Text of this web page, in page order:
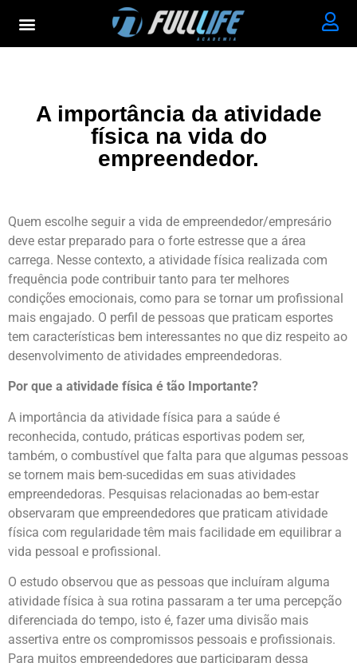
A importância da atividade
física na vida do
empreendedor.
Quem escolhe seguir a vida de empreendedor/empresário
deve estar preparado para o forte estresse que a área
carrega. Nesse contexto, a atividade física realizada com
frequência pode contribuir tanto para ter melhores
condições emocionais, como para se tornar um profissional
mais engajado. O perfil de pessoas que praticam esportes
tem características bem interessantes no que diz respeito ao
desenvolvimento de atividades empreendedoras.
Por que a atividade física é tão Importante?
A importância da atividade física para a saúde é
reconhecida, contudo, práticas esportivas podem ser,
também, o combustível que falta para que algumas pessoas
se tornem mais bem-sucedidas em suas atividades
empreendedoras. Pesquisas relacionadas ao bem-estar
observaram que empreendedores que praticam atividade
física com regularidade têm mais facilidade em equilibrar a
vida pessoal e profissional.
O estudo observou que as pessoas que incluíram alguma
atividade física à sua rotina passaram a ter uma percepção
diferenciada do tempo, isto é, fazer uma divisão mais
assertiva entre os compromissos pessoais e profissionais.
Para muitos empreendedores que participaram dessa